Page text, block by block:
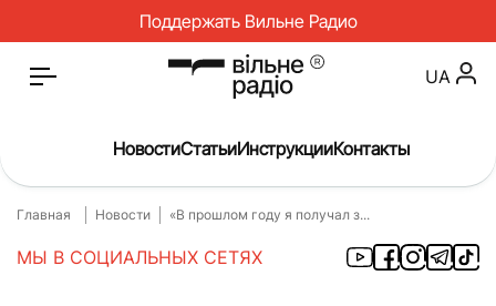
Поддержать Вильне Радио
Главная
Новости
Медицина
UA
НовостиСтатьиИнструкцииКонтакты
Главная Новости «В прошлом году я получал з...
МЫ В СОЦИАЛЬНЫХ СЕТЯХ